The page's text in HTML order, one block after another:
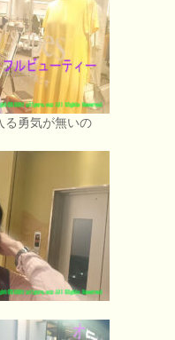
る勇気が無いの